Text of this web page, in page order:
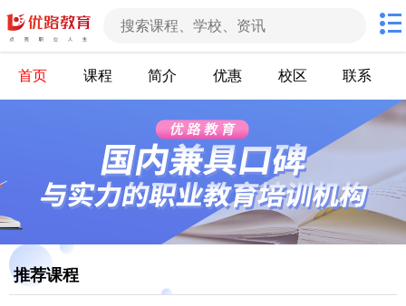
首页 课程 简介 优惠 校区 联系
推荐课程